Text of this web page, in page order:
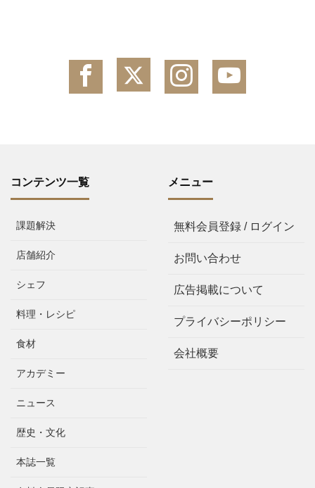
コンテンツ一覧
課題解決
店舗紹介
シェフ
料理・レシピ
食材
アカデミー
ニュース
歴史・文化
本誌一覧
メニュー
無料会員登録 / ログイン
お問い合わせ
広告掲載について
プライバシーポリシー
会社概要